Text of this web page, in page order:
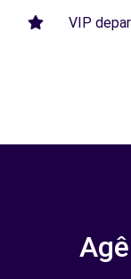
VIP